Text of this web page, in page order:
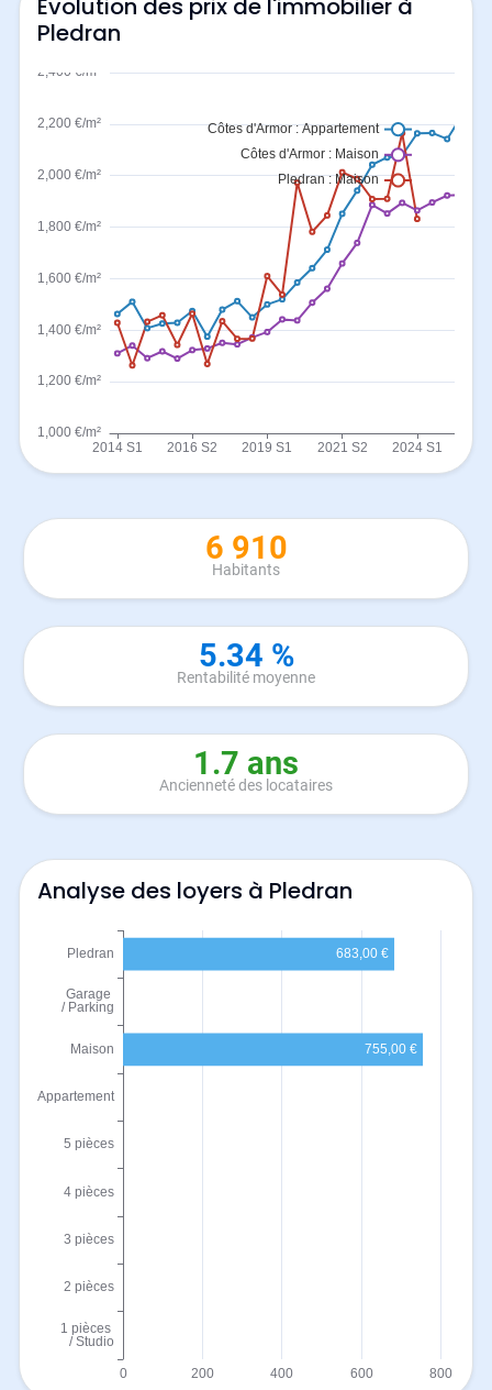
Evolution des prix de l'immobilier à
Pledran
6 910
Habitants
5.34 %
Rentabilité moyenne
1.7 ans
Ancienneté des locataires
Analyse des loyers à Pledran